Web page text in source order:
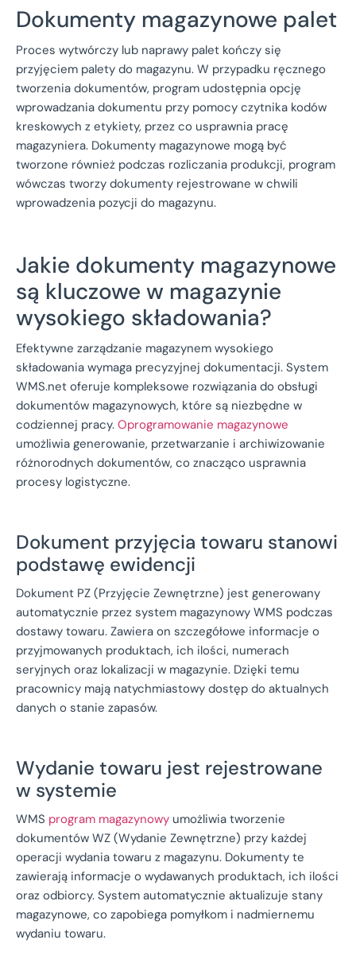
Dokumenty magazynowe palet
Proces wytwórczy lub naprawy palet kończy się
przyjęciem palety do magazynu. W przypadku ręcznego
tworzenia dokumentów, program udostępnia opcję
wprowadzania dokumentu przy pomocy czytnika kodów
kreskowych z etykiety, przez co usprawnia pracę
magazyniera. Dokumenty magazynowe mogą być
tworzone również podczas rozliczania produkcji, program
wówczas tworzy dokumenty rejestrowane w chwili
wprowadzenia pozycji do magazynu.
Jakie dokumenty magazynowe
są kluczowe w magazynie
wysokiego składowania?
Efektywne zarządzanie magazynem wysokiego
składowania wymaga precyzyjnej dokumentacji. System
WMS.net oferuje kompleksowe rozwiązania do obsługi
dokumentów magazynowych, które są niezbędne w
codziennej pracy. Oprogramowanie magazynowe
umożliwia generowanie, przetwarzanie i archiwizowanie
różnorodnych dokumentów, co znacząco usprawnia
procesy logistyczne.
Dokument przyjęcia towaru stanowi
podstawę ewidencji
Dokument PZ (Przyjęcie Zewnętrzne) jest generowany
automatycznie przez system magazynowy WMS podczas
dostawy towaru. Zawiera on szczegółowe informacje o
przyjmowanych produktach, ich ilości, numerach
seryjnych oraz lokalizacji w magazynie. Dzięki temu
pracownicy mają natychmiastowy dostęp do aktualnych
danych o stanie zapasów.
Wydanie towaru jest rejestrowane
w systemie
WMS program magazynowy umożliwia tworzenie
dokumentów WZ (Wydanie Zewnętrzne) przy każdej
operacji wydania towaru z magazynu. Dokumenty te
zawierają informacje o wydawanych produktach, ich ilości
oraz odbiorcy. System automatycznie aktualizuje stany
magazynowe, co zapobiega pomyłkom i nadmiernemu
wydaniu towaru.